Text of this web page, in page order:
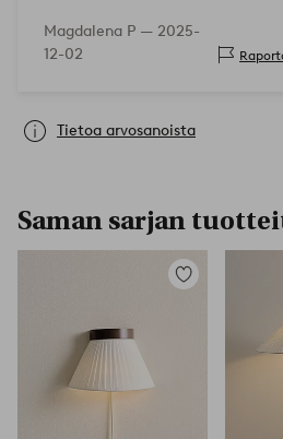
satiinia - tarkistan miten se toimii
käytössä, toimitus oli nopea ja
Magdalena P — 2025-
12-02
Tietoa arvosanoista
Saman sarjan
Lisää